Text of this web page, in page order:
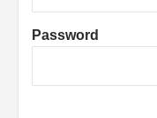
Password